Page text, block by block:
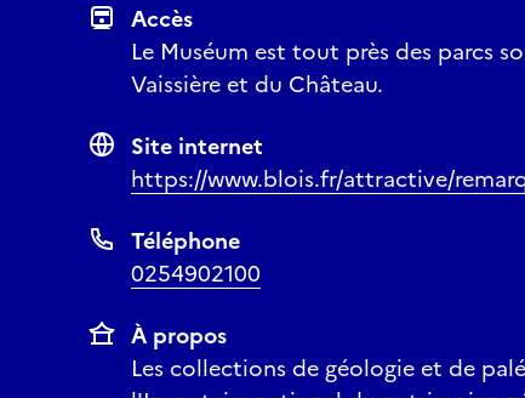
Accès
Le Muséum est tout près des parcs
Vaissière et du Château.
Site internet
https://www.blois.fr/attractive/
Téléphone
0254902100
À propos
Les collections de géologie et de